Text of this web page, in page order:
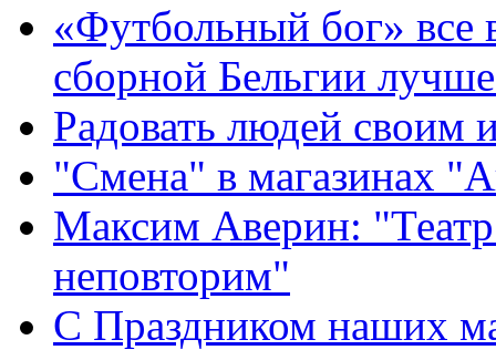
«Футбольный бог» все
сборной Бельгии
Радовать людей своим
"Смена" в магазинах
Максим Аверин:
неповторим"
С Праздником наших